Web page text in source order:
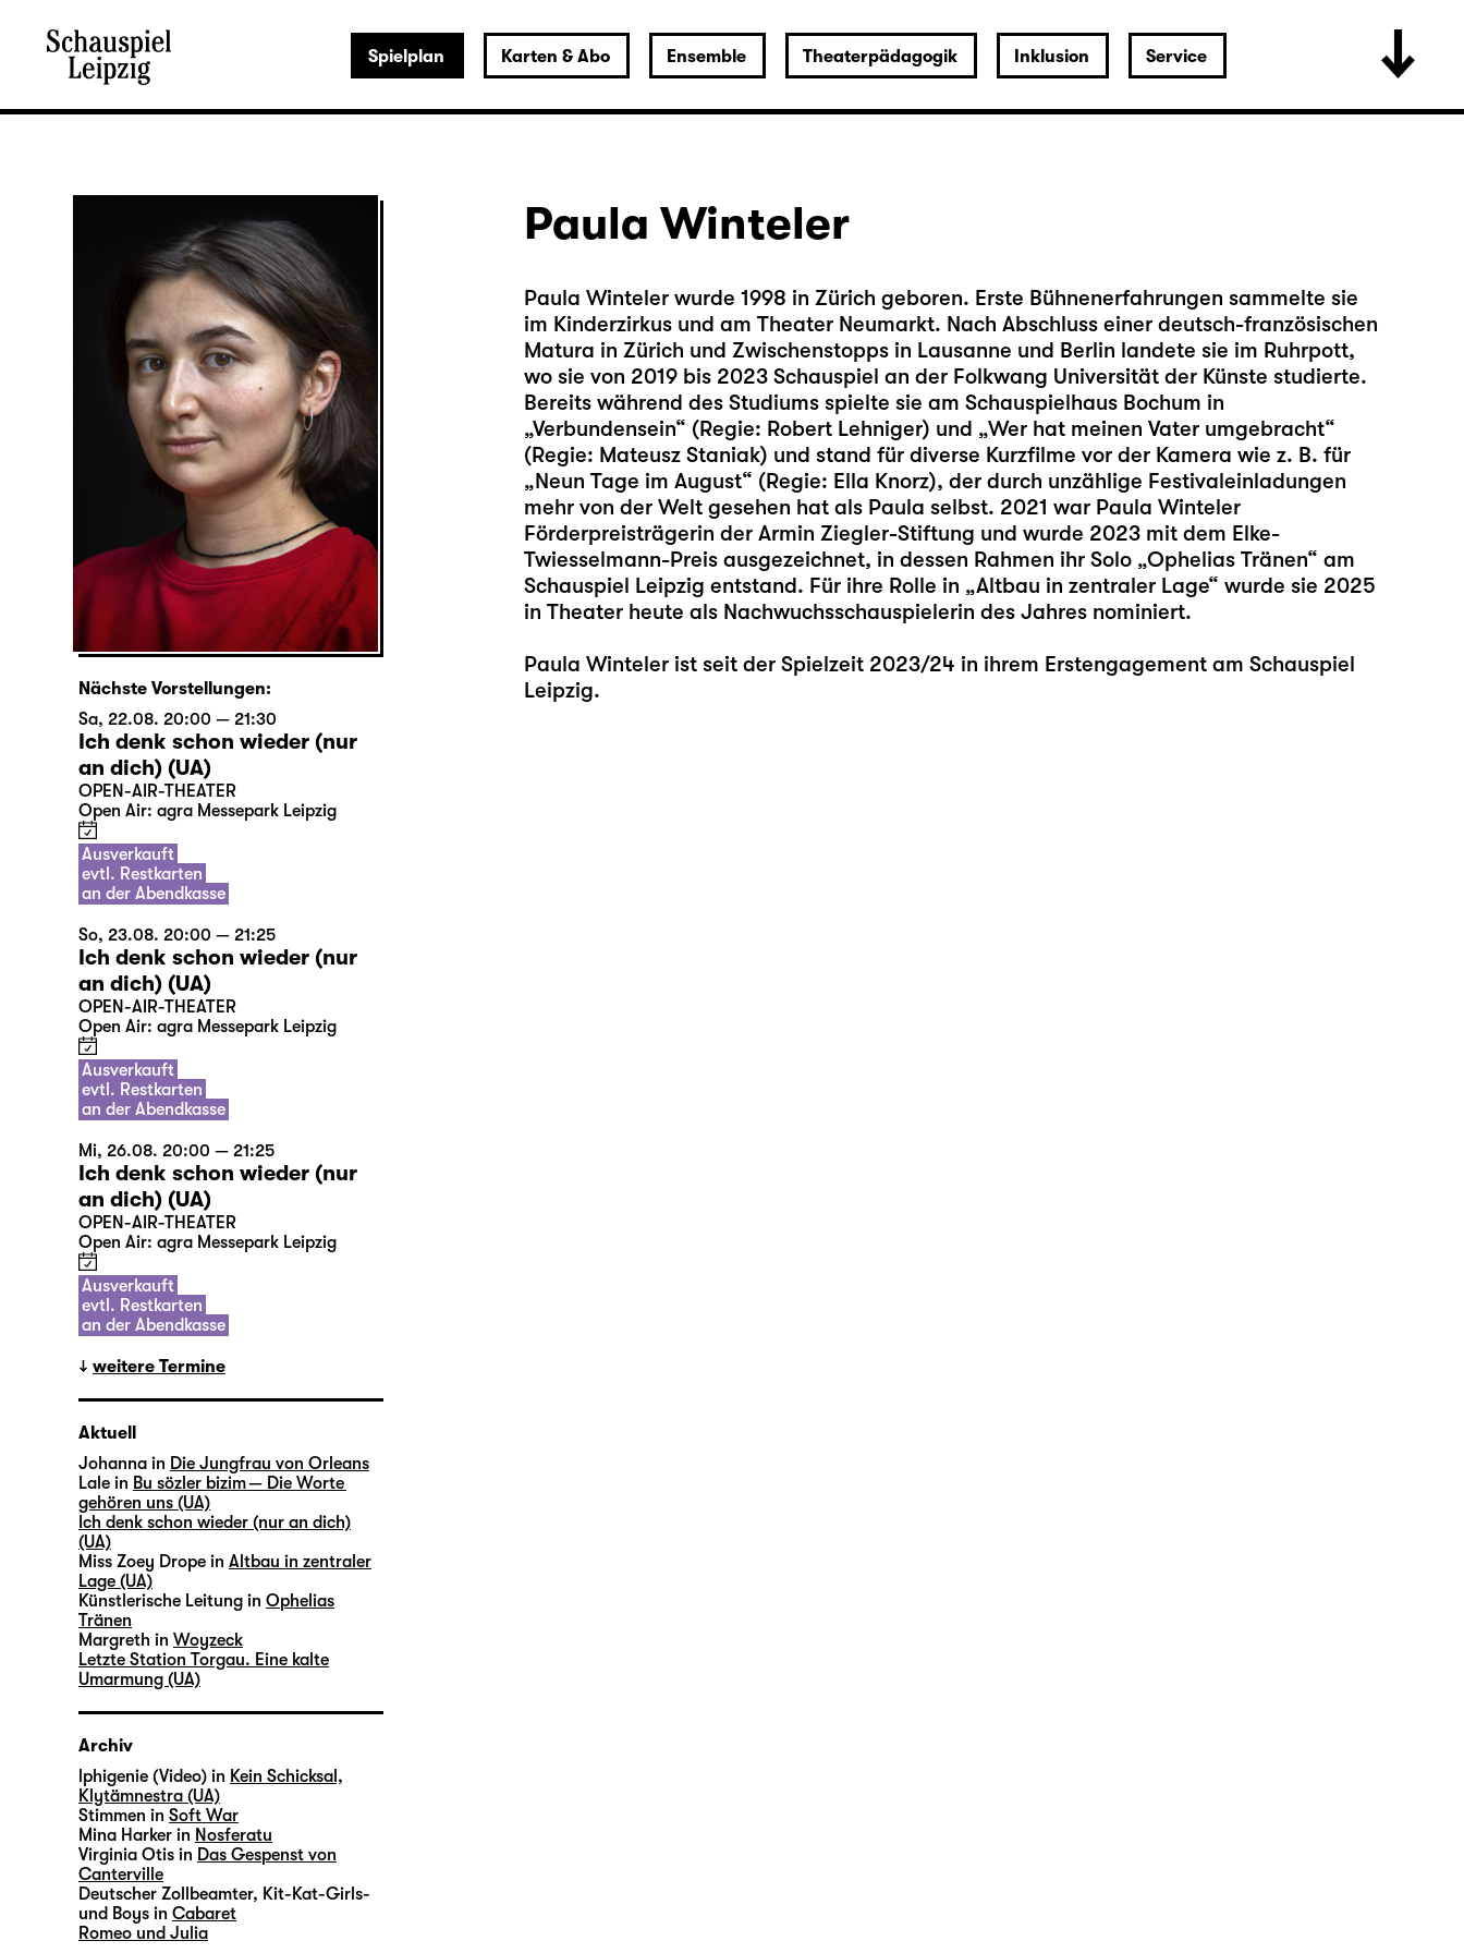
Spielplan Karten & Abo Ensemble Theaterpädagogik Inklusion Service
Paula Winteler
Paula Winteler wurde 1998 in Zürich geboren. Erste Bühnenerfahrungen sammelte sie
im Kinderzirkus und am Theater Neumarkt. Nach Abschluss einer deutsch-französischen
Matura in Zürich und Zwischenstopps in Lausanne und Berlin landete sie im Ruhrpott,
wo sie von 2019 bis 2023 Schauspiel an der Folkwang Universität der Künste studierte.
Bereits während des Studiums spielte sie am Schauspielhaus Bochum in
„Verbundensein“ (Regie: Robert Lehniger) und „Wer hat meinen Vater umgebracht“
(Regie: Mateusz Staniak) und stand für diverse Kurzfilme vor der Kamera wie z. B. für
„Neun Tage im August“ (Regie: Ella Knorz), der durch unzählige Festivaleinladungen
mehr von der Welt gesehen hat als Paula selbst. 2021 war Paula Winteler
Förderpreisträgerin der Armin Ziegler-Stiftung und wurde 2023 mit dem Elke-
Twiesselmann-Preis ausgezeichnet, in dessen Rahmen ihr Solo „Ophelias Tränen“ am
Schauspiel Leipzig entstand. Für ihre Rolle in „Altbau in zentraler Lage“ wurde sie 2025
in Theater heute als Nachwuchsschauspielerin des Jahres nominiert.
Paula Winteler ist seit der Spielzeit 2023/24 in ihrem Erstengagement am Schauspiel
Leipzig.
Nächste Vorstellungen:
Sa, 22.08. 20:00 — 21:30
Ich denk schon wieder (nur
an dich) (UA)
OPEN-AIR-THEATER
Open Air: agra Messepark Leipzig
Ausverkauft
evtl. Restkarten
an der Abendkasse
So, 23.08. 20:00 — 21:25
Ich denk schon wieder (nur
an dich) (UA)
OPEN-AIR-THEATER
Open Air: agra Messepark Leipzig
Ausverkauft
evtl. Restkarten
an der Abendkasse
Mi, 26.08. 20:00 — 21:25
Ich denk schon wieder (nur
an dich) (UA)
OPEN-AIR-THEATER
Open Air: agra Messepark Leipzig
Ausverkauft
evtl. Restkarten
an der Abendkasse
weitere Termine
Aktuell
Johanna in Die Jungfrau von Orleans
Lale in Bu sözler bizim — Die Worte
gehören uns (UA)
Ich denk schon wieder (nur an dich)
(UA)
Miss Zoey Drope in Altbau in zentraler
Lage (UA)
Künstlerische Leitung in Ophelias
Tränen
Margreth in Woyzeck
Letzte Station Torgau. Eine kalte
Umarmung (UA)
Archiv
lphigenie (Video) in Kein Schicksal,
Klytämnestra (UA)
Stimmen in Soft War
Mina Harker in Nosferatu
Virginia Otis in Das Gespenst von
Canterville
Deutscher Zollbeamter, Kit-Kat-Girls-
und Boys in Cabaret
Romeo und Julia